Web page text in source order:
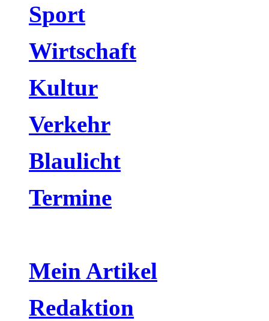
Sport
Wirtschaft
Kultur
Verkehr
Blaulicht
Termine
Mein Artikel
Redaktion